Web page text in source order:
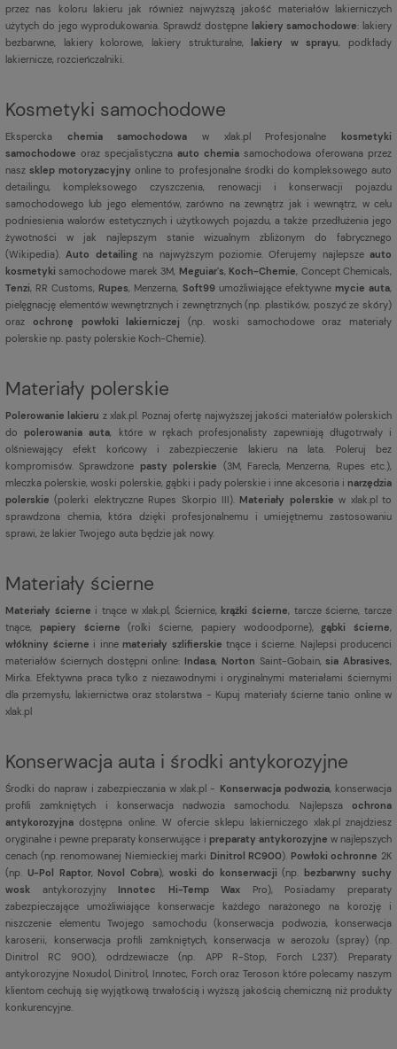
przez nas koloru lakieru jak również najwyższą jakość materiałów lakierniczych
użytych do jego wyprodukowania. Sprawdź dostępne lakiery samochodowe: lakiery
bezbarwne, lakiery kolorowe, lakiery strukturalne,
lakiery w sprayu, podkłady
lakiernicze, rozcieńczalniki.
Kosmetyki samochodowe
Ekspercka chemia samochodowa w xlak.pl Profesjonalne
kosmetyki
samochodowe oraz specjalistyczna auto chemia samochodowa oferowana przez
naszsklep motoryzacyjny online to profesjonalne środki do kompleksowego auto
detailingu, kompleksowego czyszczenia, renowacji i konserwacji pojazdu
samochodowego lub jego elementów, zarówno na zewnątrz jak i wewnątrz, w celu
podniesienia walorów estetycznych i użytkowych pojazdu, a także przedłużenia jego
żywotności w jak najlepszym stanie wizualnym zbliżonym do fabrycznego
(Wikipedia).Auto detailingna najwyższym poziomie. Oferujemy najlepszeauto
kosmetykisamochodowe marek 3M, Meguiar's, Koch-Chemie, Concept Chemicals,
Tenzi, RR Customs, Rupes, Menzerna, Soft99umożliwiające efektywne mycie auta,
pielęgnację elementów wewnętrznych i zewnętrznych (np. plastików, poszyć ze skóry)
oraz ochronę powłoki lakierniczej (np. woski samochodowe oraz materiały
polerskie np. pasty polerskie Koch-Chemie).
Materiały polerskie
Polerowanie lakieru z xlak.pl. Poznaj ofertę najwyższej jakości materiałów polerskich
dopolerowania auta, które w rękach profesjonalisty zapewniają długotrwały i
olśniewający efekt końcowy i zabezpieczenie lakieru na lata. Poleruj bez
kompromisów. Sprawdzone pasty polerskie (3M, Farecla, Menzerna, Rupes etc.),
mleczka polerskie, woski polerskie, gąbki i pady polerskie i inne akcesoria i narzędzia
polerskie (polerki elektryczne Rupes Skorpio III). Materiały polerskie w xlak.pl to
sprawdzona chemia, która dzięki profesjonalnemu i umiejętnemu zastosowaniu
sprawi, że lakier Twojego auta będzie jak nowy.
Materiały ścierne
Materiały ścierne i tnące w xlak.pl, Ściernice, krążki ścierne, tarcze ścierne, tarcze
tnące, papiery ścierne (rolki ścierne, papiery wodoodporne),gąbki ścierne,
włókniny ścierne i inne materiały szlifierskie tnące i ścierne. Najlepsi producenci
materiałów ściernych dostępni online: Indasa, Norton Saint-Gobain,sia Abrasives,
Mirka. Efektywna praca tylko z niezawodnymi i oryginalnymi materiałami ściernymi
dla przemysłu, lakiernictwa oraz stolarstwa - Kupuj materiały ścierne tanio online w
xlak.pl
Konserwacja auta i środki antykorozyjne
Środki do napraw i zabezpieczania w xlak.pl - Konserwacja podwozia, konserwacja
profili zamkniętych i konserwacja nadwozia samochodu. Najlepsza ochrona
antykorozyjna dostępna online. W ofercie sklepu lakierniczego xlak.pl znajdziesz
oryginalne i pewne preparaty konserwujące i preparaty antykorozyjne w najlepszych
cenach (np. renomowanej Niemieckiej marki Dinitrol RC900). Powłoki ochronne 2K
(np. U-Pol Raptor, Novol Cobra),woski do konserwacji (np. bezbarwny suchy
wosk antykorozyjny Innotec Hi-Temp Wax Pro), Posiadamy preparaty
zabezpieczające umożliwiające konserwacje każdego narażonego na korozję i
niszczenie elementu Twojego samochodu (konserwacja podwozia, konserwacja
karoserii, konserwacja profili zamkniętych, konserwacja w aerozolu (spray) (np.
Dinitrol RC 900), odrdzewiacze (np. APP R-Stop, Forch L237). Preparaty
antykorozyjne Noxudol, Dinitrol, Innotec, Forch oraz Teroson które polecamy naszym
klientom cechują się wyjątkową trwałością i wyższą jakością chemiczną niż produkty
konkurencyjne.